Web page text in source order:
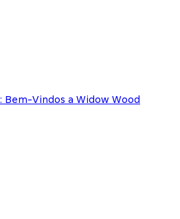
Bem-Vindos a Widow Wood